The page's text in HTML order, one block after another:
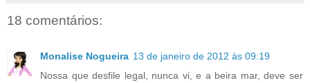
18 comentários:
Monalise Nogueira 13 de janeiro de 2012 às 09:19
Nossa que desfile legal, nunca vi, e a beira mar, deve ser